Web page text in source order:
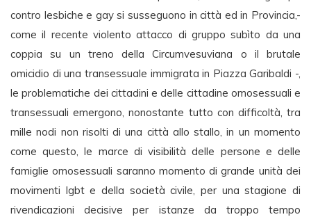
contro lesbiche e gay si susseguono in città ed in Provincia,-
come il recente violento attacco di gruppo subìto da una
coppia su un treno della Circumvesuviana o il brutale
omicidio di una transessuale immigrata in Piazza Garibaldi -,
le problematiche dei cittadini e delle cittadine omosessuali e
transessuali emergono, nonostante tutto con difficoltà, tra
mille nodi non risolti di una città allo stallo, in un momento
come questo, le marce di visibilità delle persone e delle
famiglie omosessuali saranno momento di grande unità dei
movimenti lgbt e della società civile, per una stagione di
rivendicazioni decisive per istanze da troppo tempo